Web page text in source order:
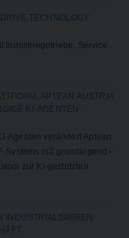
TECHNOLOGY
Industriegetriebe, Service
APTEAN AUSTRIA
KI-AGENTEN-
Agenten verändert Aptean
rs2 grundlegend –
zur KI-gestützten
INDUSTRIALISIEREN